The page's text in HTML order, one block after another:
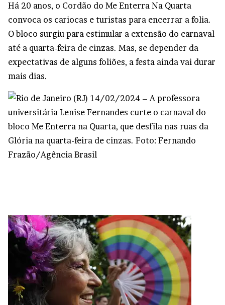
Há 20 anos, o Cordão do Me Enterra Na Quarta
convoca os cariocas e turistas para encerrar a folia.
O bloco surgiu para estimular a extensão do carnaval
até a quarta-feira de cinzas. Mas, se depender da
expectativas de alguns foliões, a festa ainda vai durar
mais dias.